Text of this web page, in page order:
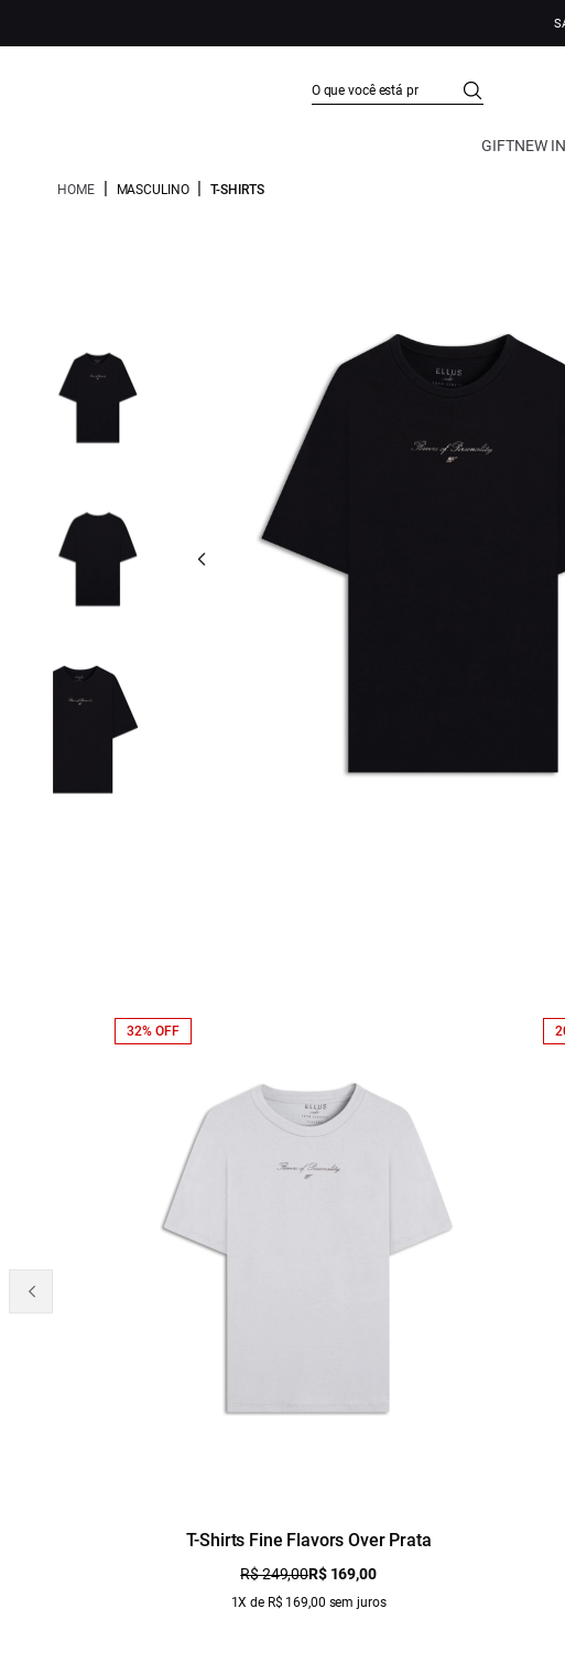
GIFTNEW IN
HOME | MASCULINO | T-SHIRTS
T-Shirts Fine Flavors Over Prata
R$ 249,00R$ 169,00
1X de R$ 169,00 sem juros
32% OFF